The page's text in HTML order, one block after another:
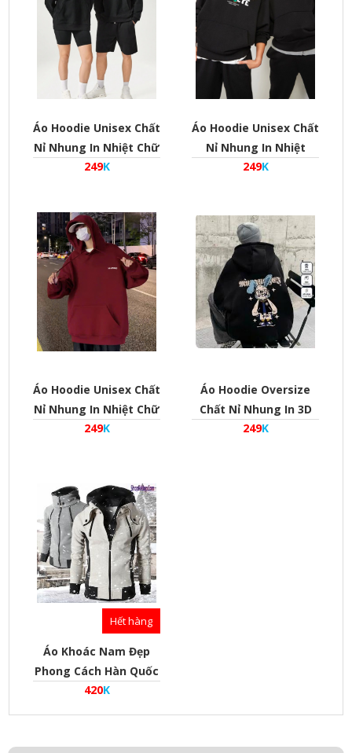
Áo Hoodie Unisex Chất
Nỉ Nhung In Nhiệt Chữ
Hauteur Phom Rộng
249K
Áo Hoodie Unisex Chất
Nỉ Nhung In Nhiệt
Thuỷ Thủ Popeye
249K
Áo Hoodie Unisex Chất
Nỉ Nhung In Nhiệt Chữ
Mature Phom Rộng
249K
Áo Hoodie Oversize
Chất Nỉ Nhung In 3D
Hình Thỏ Bunny Phom
249K
Hết hàng
Áo Khoác Nam Đẹp
Phong Cách Hàn Quốc
Chất Vải Nỉ Bệt - Mã
420K